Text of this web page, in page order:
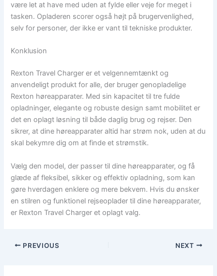
være let at have med uden at fylde eller veje for meget i
tasken. Opladeren scorer også højt på brugervenlighed,
selv for personer, der ikke er vant til tekniske produkter.
Konklusion
Rexton Travel Charger er et velgennemtænkt og
anvendeligt produkt for alle, der bruger genopladelige
Rexton høreapparater. Med sin kapacitet til tre fulde
opladninger, elegante og robuste design samt mobilitet er
det en oplagt løsning til både daglig brug og rejser. Den
sikrer, at dine høreapparater altid har strøm nok, uden at du
skal bekymre dig om at finde et strømstik.
Vælg den model, der passer til dine høreapparater, og få
glæde af fleksibel, sikker og effektiv opladning, som kan
gøre hverdagen enklere og mere bekvem. Hvis du ønsker
en stilren og funktionel rejseoplader til dine høreapparater,
er Rexton Travel Charger et oplagt valg.
PREVIOUS NEXT